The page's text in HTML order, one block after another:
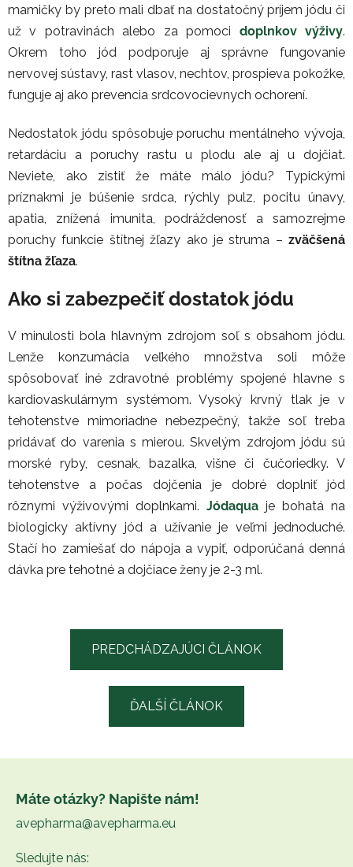
mamičky by preto mali dbať na dostatočný príjem jódu či
už v potravinách alebo za pomoci doplnkov výživy.
Okrem toho jód podporuje aj správne fungovanie
nervovej sústavy, rast vlasov, nechtov, prospieva pokožke,
funguje aj ako prevencia srdcovocievnych ochorení.
Nedostatok jódu spôsobuje poruchu mentálneho vývoja,
retardáciu a poruchy rastu u plodu ale aj u dojčiat.
Neviete, ako zistiť že máte málo jódu? Typickými
príznakmi je búšenie srdca, rýchly pulz, pocitu únavy,
apatia, znížená imunita, podráždenosť a samozrejme
poruchy funkcie štítnej žľazy ako je struma – zväčšená
štítna žľaza.
Ako si zabezpečiť dostatok jódu
V minulosti bola hlavným zdrojom soľ s obsahom jódu.
Lenže konzumácia veľkého množstva soli môže
spôsobovať iné zdravotné problémy spojené hlavne s
kardiovaskulárnym systémom. Vysoký krvný tlak je v
tehotenstve mimoriadne nebezpečný, takže soľ treba
pridávať do varenia s mierou. Skvelým zdrojom jódu sú
morské ryby, cesnak, bazalka, višne či čučoriedky. V
tehotenstve a počas dojčenia je dobré doplniť jód
rôznymi výživovými doplnkami. Jódaqua je bohatá na
biologicky aktívny jód a užívanie je veľmi jednoduché.
Stačí ho zamiešať do nápoja a vypiť, odporúčaná denná
dávka pre tehotné a dojčiace ženy je 2-3 ml.
PREDCHÁDZAJÚCI ČLÁNOK
ĎALŠÍ ČLÁNOK
Máte otázky? Napište nám!
avepharma@avepharma.eu
Sledujte nás: